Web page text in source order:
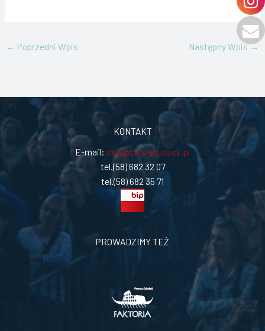
← Poprzedni Wpis Następny Wpis→
KONTAKT
E-mail: ckis@ckis-pruszcz.pl
tel.(58) 682 32 07
tel.(58) 682 35 71
PROWADZIMY TEŻ